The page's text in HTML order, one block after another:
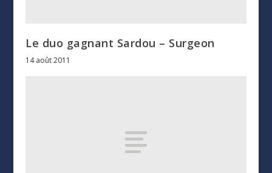
Le duo gagnant Sardou – Surgeon
14 août 2011